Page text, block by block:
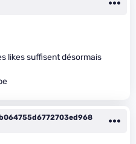
likes suffisent désormais